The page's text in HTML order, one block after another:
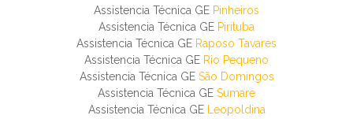
Assistencia Técnica GE Pinheiros
Assistencia Técnica GE Pirituba
Assistencia Técnica GE Raposo Tavares
Assistencia Técnica GE Rio Pequeno
Assistencia Técnica GE São Domingos
Assistencia Técnica GE Sumare
Assistencia Técnica GE
Leopoldina